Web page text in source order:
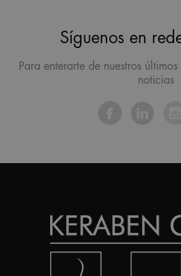
Síguenos en
Para enterarte de nuestros
noticias